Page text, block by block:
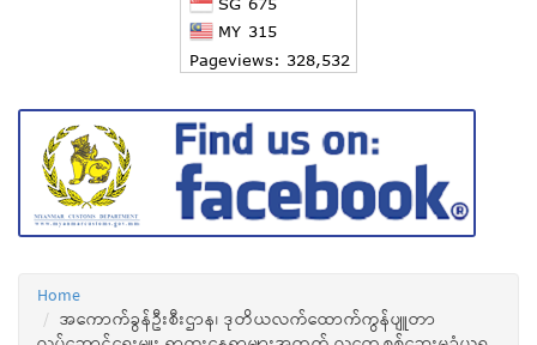
Home
အကောက်ခွန်ဦးစီးဌာန၊ ဒုတိယလက်ထောက်ကွန်ပျူတာ